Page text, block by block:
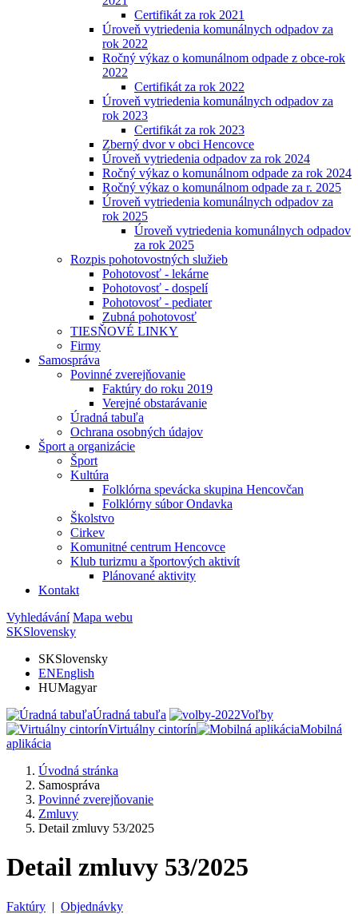
Certifikát za rok 2021
Úroveň vytriedenia komunálnych odpadov za
rok 2022
Ročný výkaz o komunálnom odpade z obce-rok
2022
Certifikát za rok 2022
Úroveň vytriedenia komunálnych odpadov za
rok 2023
Certifikát za rok 2023
Zberný dvor v obci Hencovce
Úroveň vytriedenia odpadov za rok 2024
Ročný výkaz o komunálnom odpade za rok 2024
Ročný výkaz o komunálnom odpade za r. 2025
Úroveň vytriedenia komunálnych odpadov za
rok 2025
Úroveň vytriedenia komunálnych odpadov
za rok 2025
Rozpis pohotovostných služieb
Pohotovosť - lekárne
Pohotovosť - dospelí
Pohotovosť - pediater
Zubná pohotovosť
TIESŇOVÉ LINKY
Firmy
Samospráva
Povinné zverejňovanie
Faktúry do roku 2019
Verejné obstarávanie
Úradná tabuľa
Ochrana osobných údajov
Šport a organizácie
Šport
Kultúra
Folklórna spevácka skupina Hencovčan
Folklórny súbor Ondavka
Školstvo
Cirkev
Komunitné centrum Hencovce
Klub turizmu a športových aktivít
Plánované aktivity
Kontakt
Vyhledávání Mapa webu
SKSlovensky
SKSlovensky
ENEnglish
HUMagyar
Úradná tabuľa
Voľby
Virtuálny cintorín
Mobilná
aplikácia
Úvodná stránka
Samospráva
Povinné zverejňovanie
Zmluvy
Detail zmluvy 53/2025
Detail zmluvy 53/2025
Faktúry | Objednávky